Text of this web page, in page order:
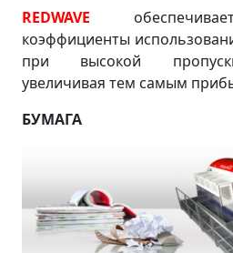
REDWAVE
коэффициенты
при высокой
увеличивая тем самым
БУМАГА